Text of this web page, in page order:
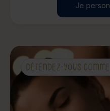
Je
DÉTENDEZ-VOUS